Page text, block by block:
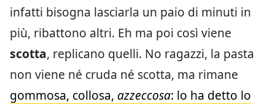
infatti bisogna lasciarla un paio di minuti in
più, ribattono altri. Eh ma poi così viene
scotta, replicano quelli. No ragazzi, la pasta
non viene né cruda né scotta, ma rimane
gommosa, collosa, azzeccosa: lo ha detto lo